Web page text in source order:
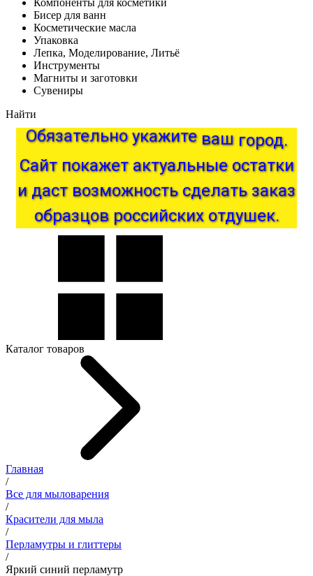
Компоненты для косметики
Бисер для ванн
Косметические масла
Упаковка
Лепка, Моделирование, Литьё
Инструменты
Магниты и заготовки
Сувениры
Найти
Обязательно укажите ваш город.
Сайт покажет актуальные остатки
и даст возможность сделать заказ
образцов российских отдушек.
Каталог товаров
Главная
/
Все для мыловарения
/
Красители для мыла
/
Перламутры и глиттеры
/
Яркий синий перламутр